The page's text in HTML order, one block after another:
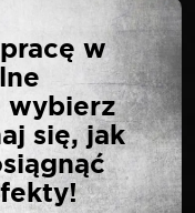
DO
20 MM
2,2
w
wybierz
się, jak